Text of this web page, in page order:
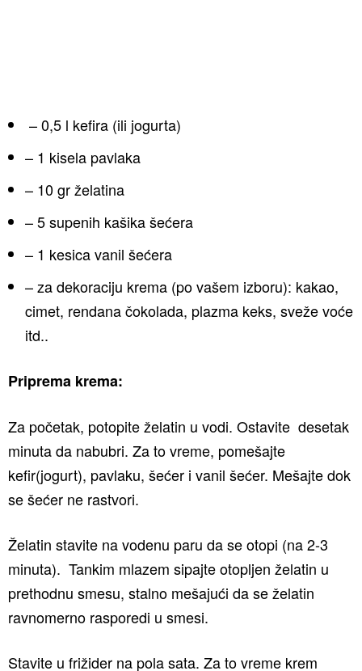
– 0,5 l kefira (ili jogurta)
– 1 kisela pavlaka
– 10 gr želatina
– 5 supenih kašika šećera
– 1 kesica vanil šećera
– za dekoraciju krema (po vašem izboru): kakao,
cimet, rendana čokolada, plazma keks, sveže voće
itd..
Priprema krema:
Za početak, potopite želatin u vodi. Ostavite desetak
minuta da nabubri. Za to vreme, pomešajte
kefir(jogurt), pavlaku, šećer i vanil šećer. Mešajte dok
se šećer ne rastvori.
Želatin stavite na vodenu paru da se otopi (na 2-3
minuta). Tankim mlazem sipajte otopljen želatin u
prethodnu smesu, stalno mešajući da se želatin
ravnomerno rasporedi u smesi.
Stavite u frižider na pola sata. Za to vreme krem